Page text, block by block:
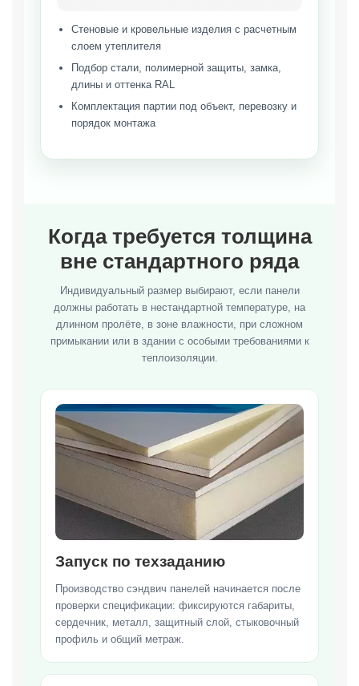
Стеновые и кровельные изделия с расчетным
слоем утеплителя
Подбор стали, полимерной защиты, замка,
длины и оттенка RAL
Комплектация партии под объект, перевозку и
порядок монтажа
Когда требуется толщина
вне стандартного ряда
Индивидуальный размер выбирают, если панели
должны работать в нестандартной температуре, на
длинном пролёте, в зоне влажности, при сложном
примыкании или в здании с особыми требованиями к
теплоизоляции.
Запуск по техзаданию
Производство сэндвич панелей начинается после
проверки спецификации: фиксируются габариты,
сердечник, металл, защитный слой, стыковочный
профиль и общий метраж.